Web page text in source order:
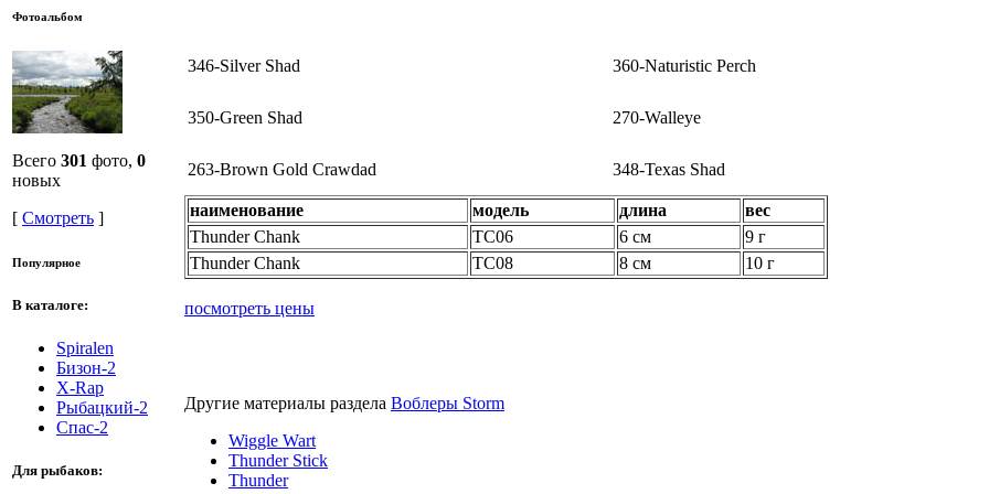
Фотоальбом
Всего 301 фото, 0
новых
[ Смотреть ]
Популярное
В каталоге:
Spiralen
Бизон-2
X-Rap
Рыбацкий-2
Спас-2
Для рыбаков:
346-Silver Shad 360-Naturistic Perch
350-Green Shad 270-Walleye
263-Brown Gold Crawdad 348-Texas Shad
наименование модель длина
вес
Thunder Chank
TC06 6 см
9 г
Thunder Chank
TC08 8 см 10 г
посмотреть цены
Другие материалы раздела Воблеры Storm
Wiggle Wart
Thunder Stick
Thunder